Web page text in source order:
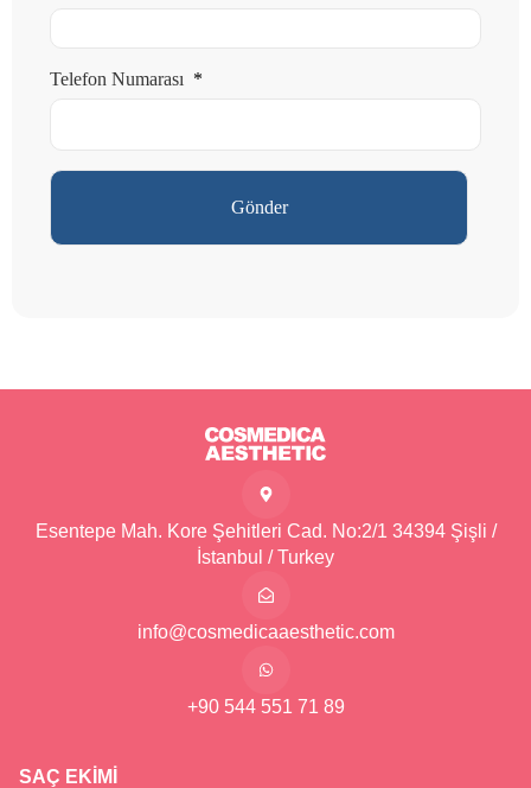
Telefon Numarası *
Esentepe Mah. Kore Şehitleri Cad. No:2/1 34394 Şişli /
İstanbul / Turkey
info@cosmedicaaesthetic.com
+90 544 551 71 89
SAÇ EKİMİ